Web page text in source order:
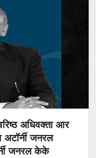
अधिवक्ता आर
अटॉर्नी जनरल
जनरल केके